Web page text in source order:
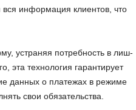
ин­фор­ма­ция кли­ен­тов, что
устра­няя по­треб­ность в лиш­
эта тех­но­ло­гия га­ран­ти­ру­ет
дан­ных о пла­те­жах в ре­жи­ме
свои обя­за­тель­ства.